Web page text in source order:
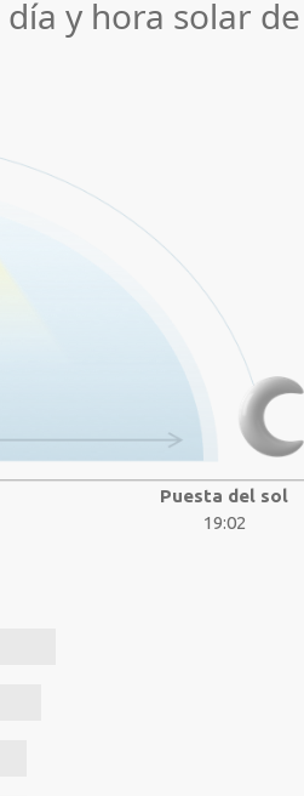
y hora solar de
Puesta del sol
19:02